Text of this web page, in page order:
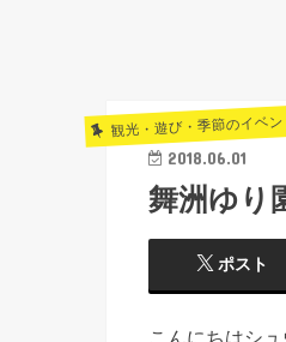
観光・遊び・季節のイベン
2018.06.01
舞洲ゆり
ポスト
こんにちはシュ